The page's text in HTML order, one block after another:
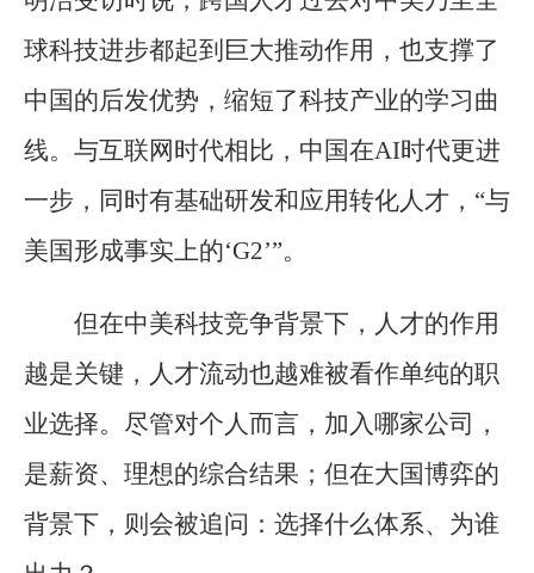
球科技进步都起到巨大推动作用，也支撑了
中国的后发优势，缩短了科技产业的学习曲
线。与互联网时代相比，中国在AI时代更进
一步，同时有基础研发和应用转化人才，“与
美国形成事实上的‘G2’”。
但在中美科技竞争背景下，人才的作用
越是关键，人才流动也越难被看作单纯的职
业选择。尽管对个人而言，加入哪家公司，
是薪资、理想的综合结果；但在大国博弈的
背景下，则会被追问：选择什么体系、为谁